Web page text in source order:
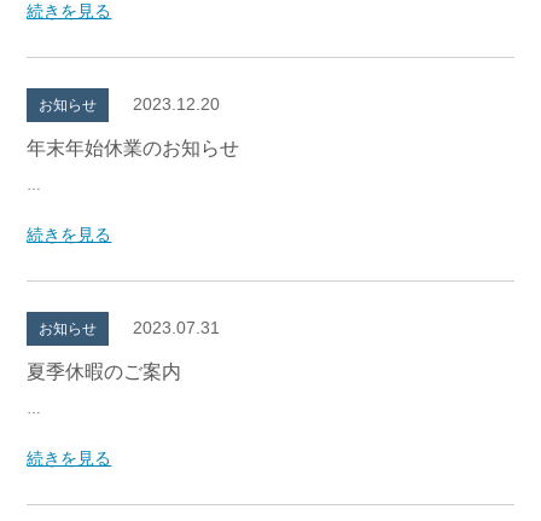
続きを見る
お知らせ 2023.12.20
年末年始休業のお知らせ
…
続きを見る
お知らせ 2023.07.31
夏季休暇のご案内
…
続きを見る